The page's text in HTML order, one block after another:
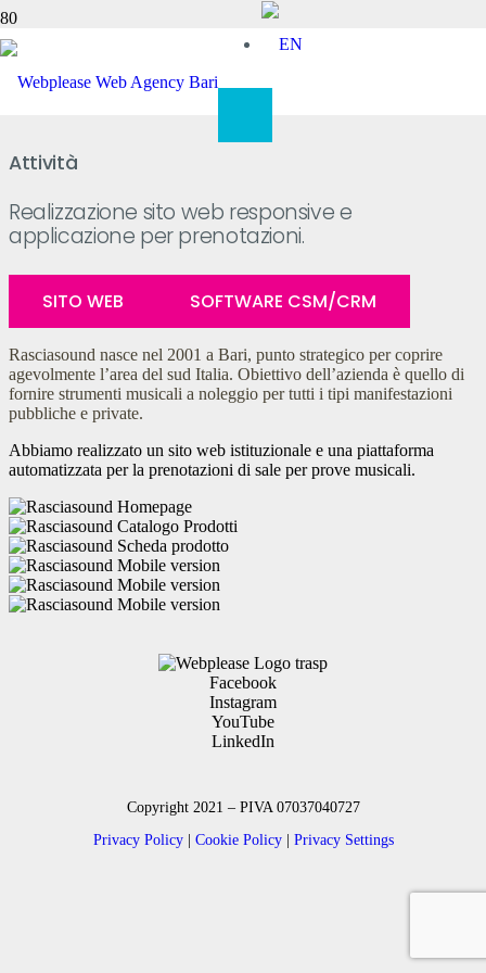
Rasciasound
Attività
Realizzazione sito web responsive e
applicazione per prenotazioni.
SITO WEB SOFTWARE CSM/CRM
Rasciasound nasce nel 2001 a Bari, punto strategico per coprire
agevolmente l’area del sud Italia. Obiettivo dell’azienda è quello di
fornire strumenti musicali a noleggio per tutti i tipi manifestazioni
pubbliche e private.
Abbiamo realizzato un sito web istituzionale e una piattaforma
automatizzata per la prenotazioni di sale per prove musicali.
Facebook
Instagram
YouTube
LinkedIn
Copyright 2021 – PIVA 07037040727
Privacy Policy| Cookie Policy| Privacy Settings